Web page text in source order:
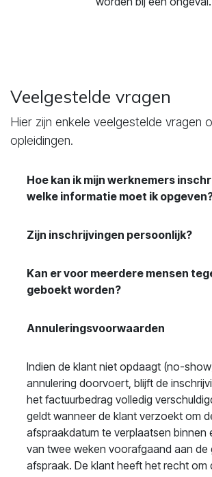
Veelgestelde vragen
Hier zijn enkele veelgestelde vragen
opleidingen.
Hoe kan ik mijn werknemers
welke informatie moet ik
Zijn inschrijvingen persoonlijk?
Kan er voor meerdere mensen
geboekt worden?
Annuleringsvoorwaarden
Indien de klant niet opdaagt (no-
annulering doorvoert, blijft de
het factuurbedrag volledig
geldt wanneer de klant verzoekt om
afspraakdatum te verplaatsen binnen
van twee weken voorafgaand aan de
afspraak. De klant heeft het recht om